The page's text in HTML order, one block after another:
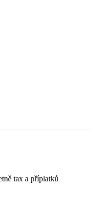
tax a příplatků